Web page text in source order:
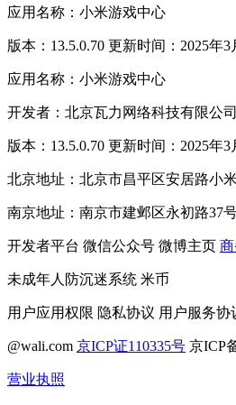
应用名称：小米游戏中心
版本：13.5.0.70 更新时间：2025年3
应用名称：小米游戏中心
开发者：北京瓦力网络科技有限公
版本：13.5.0.70 更新时间：2025年3
北京地址：北京市昌平区安居路小
南京地址：南京市建邺区永初路37
开发者平台 微信公众号 微博主页
未成年人防沉迷系统 米币
用户应用权限 隐私协议 用户服务协
@wali.com 京ICP证110335号 京ICP
营业执照